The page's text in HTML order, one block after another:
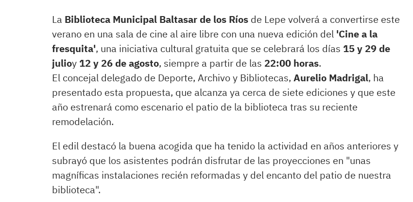
La Biblioteca Municipal Baltasar de los Ríos de Lepe volverá a convertirse este
verano en una sala de cine al aire libre con una nueva edición del 'Cine a la
fresquita', una iniciativa cultural gratuita que se celebrará los días 15 y 29 de
julioy 12 y 26 de agosto, siempre a partir de las 22:00 horas.
El concejal delegado de Deporte, Archivo y Bibliotecas, Aurelio Madrigal, ha
presentado esta propuesta, que alcanza ya cerca de siete ediciones y que este
año estrenará como escenario el patio de la biblioteca tras su reciente
remodelación.
El edil destacó la buena acogida que ha tenido la actividad en años anteriores y
subrayó que los asistentes podrán disfrutar de las proyecciones en "unas
magníficas instalaciones recién reformadas y del encanto del patio de nuestra
biblioteca".